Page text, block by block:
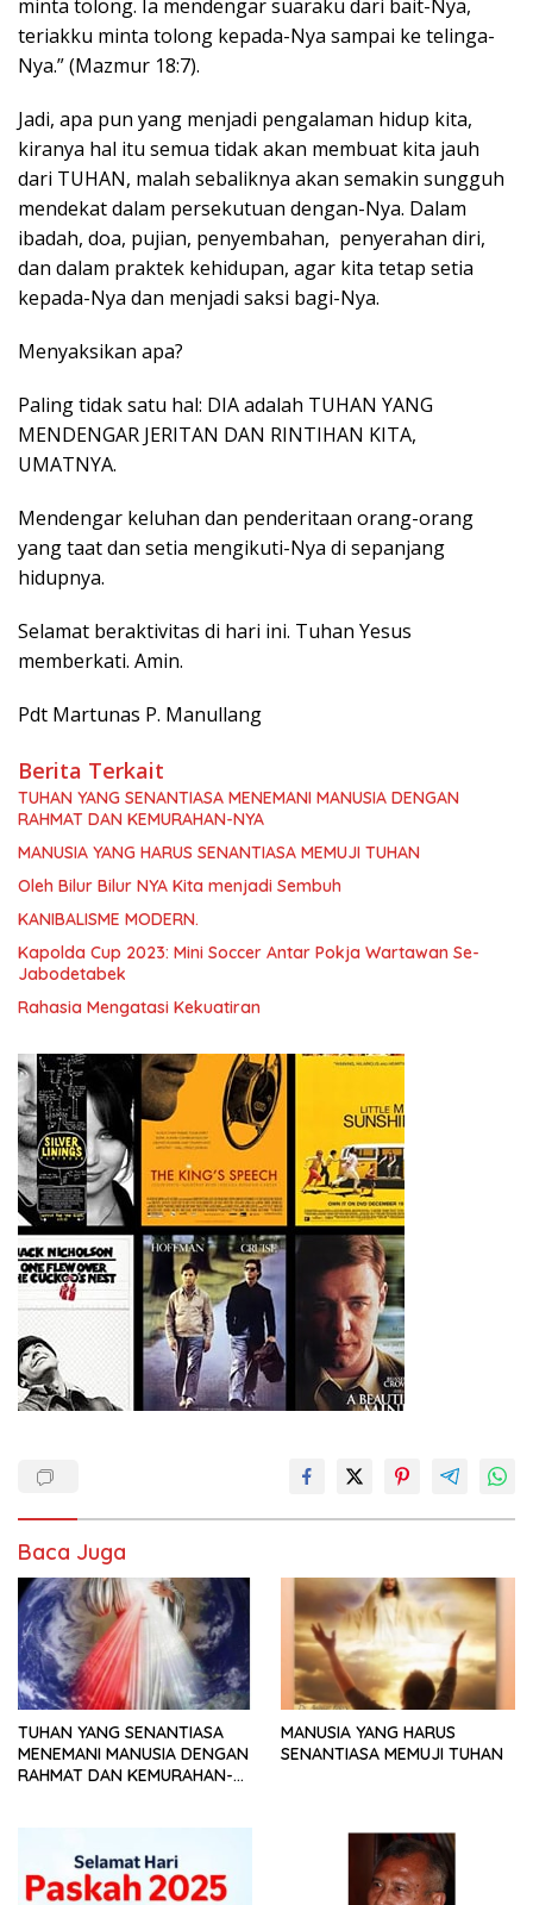
minta tolong. Ia mendengar suaraku dari bait-Nya,
teriakku minta tolong kepada-Nya sampai ke telinga-
Nya.” (Mazmur 18:7).
Jadi, apa pun yang menjadi pengalaman hidup kita,
kiranya hal itu semua tidak akan membuat kita jauh
dari TUHAN, malah sebaliknya akan semakin sungguh
mendekat dalam persekutuan dengan-Nya. Dalam
ibadah, doa, pujian, penyembahan, penyerahan diri,
dan dalam praktek kehidupan, agar kita tetap setia
kepada-Nya dan menjadi saksi bagi-Nya.
Menyaksikan apa?
Paling tidak satu hal: DIA adalah TUHAN YANG
MENDENGAR JERITAN DAN RINTIHAN KITA,
UMATNYA.
Mendengar keluhan dan penderitaan orang-orang
yang taat dan setia mengikuti-Nya di sepanjang
hidupnya.
Selamat beraktivitas di hari ini. Tuhan Yesus
memberkati. Amin.
Pdt Martunas P. Manullang
Berita Terkait
TUHAN YANG SENANTIASA MENEMANI MANUSIA DENGAN
RAHMAT DAN KEMURAHAN-NYA
MANUSIA YANG HARUS SENANTIASA MEMUJI TUHAN
Oleh Bilur Bilur NYA Kita menjadi Sembuh
KANIBALISME MODERN.
Kapolda Cup 2023: Mini Soccer Antar Pokja Wartawan Se-
Jabodetabek
Rahasia Mengatasi Kekuatiran
Baca Juga
TUHAN YANG SENANTIASA
MENEMANI MANUSIA DENGAN
RAHMAT DAN KEMURAHAN-
MANUSIA YANG HARUS
SENANTIASA MEMUJI TUHAN